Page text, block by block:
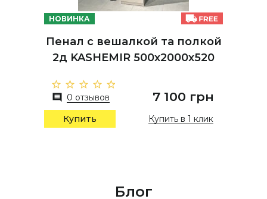
НОВИНКА
Пенал с вешалкой та полкой
2д KASHEMIR 500х2000х520
0 отзывов 7 100 грн
Купить Купить в 1 клик
Блог